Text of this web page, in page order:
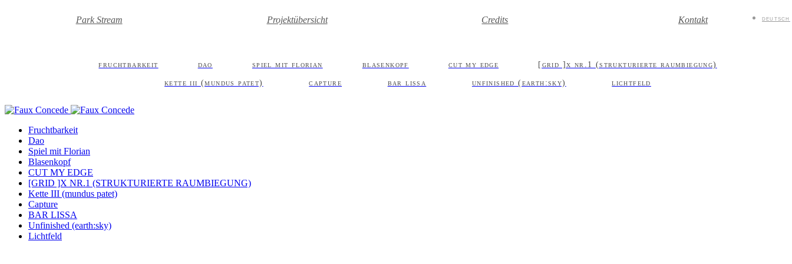
Park Stream Projektübersicht Credits Kontakt deutsch
fruchtbarkeit dao spiel mit florian blasenkopf cut my edge [grid ]x nr.1 (strukturierte raumbiegung)
kette iii (mundus patet) capture bar lissa unfinished (earth:sky) lichtfeld
Fruchtbarkeit
Dao
Spiel mit Florian
Blasenkopf
CUT MY EDGE
[GRID ]X NR.1 (STRUKTURIERTE RAUMBIEGUNG)
Kette III (mundus patet)
Capture
BAR LISSA
Unfinished (earth:sky)
Lichtfeld